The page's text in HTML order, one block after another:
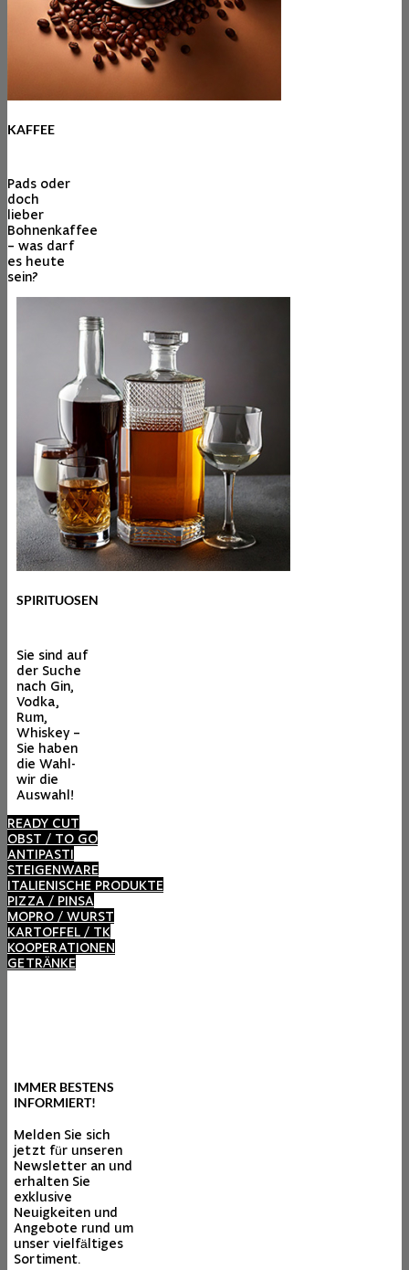
KAFFEE
Pads oder
doch
lieber
Bohnenkaffee
– was darf
es heute
sein?
SPIRITUOSEN
Sie sind auf
der Suche
nach Gin,
Vodka,
Rum,
Whiskey –
Sie haben
die Wahl-
wir die
Auswahl!
READY CUT
OBST / TO GO
ANTIPASTI
STEIGENWARE
ITALIENISCHE PRODUKTE
PIZZA / PINSA
MOPRO / WURST
KARTOFFEL / TK
KOOPERATIONEN
GETRÄNKE
IMMER BESTENS
INFORMIERT!
Melden Sie sich
jetzt für unseren
Newsletter an und
erhalten Sie
exklusive
Neuigkeiten und
Angebote rund um
unser vielfältiges
Sortiment.